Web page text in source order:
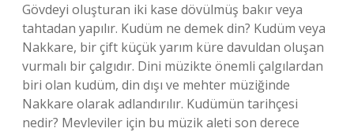
Gövdeyi oluşturan iki kase dövülmüş bakır veya
tahtadan yapılır. Kudüm ne demek din? Kudüm veya
Nakkare, bir çift küçük yarım küre davuldan oluşan
vurmalı bir çalgıdır. Dini müzikte önemli çalgılardan
biri olan kudüm, din dışı ve mehter müziğinde
Nakkare olarak adlandırılır. Kudümün tarihçesi
nedir? Mevleviler için bu müzik aleti son derece